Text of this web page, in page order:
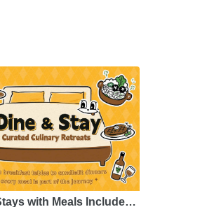
with Meals Include…